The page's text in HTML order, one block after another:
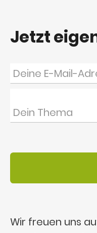
Jetzt
Wir freuen uns